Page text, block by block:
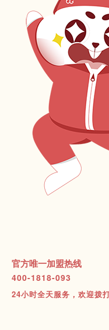
官方唯一加盟热线
400-1818-093
24小时全天服务，欢迎拨